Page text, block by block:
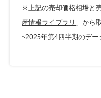
※上記の売却価格相場と
産情報ライブラリ 」から
~2025年第4四半期のデー